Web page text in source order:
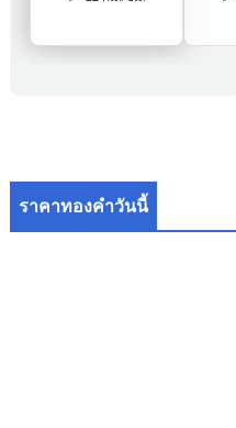
ราคาทองคำวันนี้